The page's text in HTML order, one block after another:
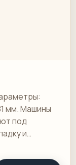
мм. Машины
под
и